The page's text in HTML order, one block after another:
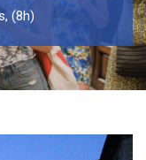
(8h)